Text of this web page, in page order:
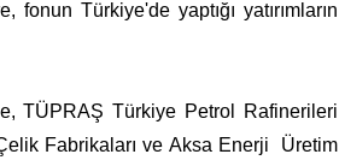
Türkiye'de yaptığı yatırımların
TÜPRAŞ Türkiye Petrol Rafinerileri
Fabrikaları ve Aksa Enerji Üretim